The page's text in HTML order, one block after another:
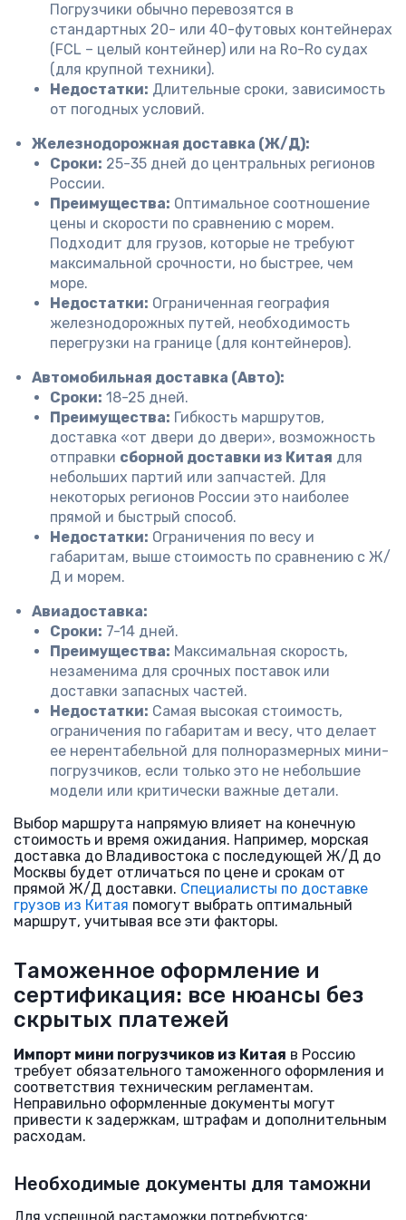
Погрузчики обычно перевозятся в
стандартных 20- или 40-футовых контейнерах
(FCL – целый контейнер) или на Ro-Ro судах
(для крупной техники).
Недостатки: Длительные сроки, зависимость
от погодных условий.
Железнодорожная доставка (Ж/Д):
Сроки: 25-35 дней до центральных регионов
России.
Преимущества: Оптимальное соотношение
цены и скорости по сравнению с морем.
Подходит для грузов, которые не требуют
максимальной срочности, но быстрее, чем
море.
Недостатки: Ограниченная география
железнодорожных путей, необходимость
перегрузки на границе (для контейнеров).
Автомобильная доставка (Авто):
Сроки: 18-25 дней.
Преимущества: Гибкость маршрутов,
доставка «от двери до двери», возможность
отправки сборной доставки из Китая для
небольших партий или запчастей. Для
некоторых регионов России это наиболее
прямой и быстрый способ.
Недостатки: Ограничения по весу и
габаритам, выше стоимость по сравнению с Ж/
Д и морем.
Авиадоставка:
Сроки: 7-14 дней.
Преимущества: Максимальная скорость,
незаменима для срочных поставок или
доставки запасных частей.
Недостатки: Самая высокая стоимость,
ограничения по габаритам и весу, что делает
ее нерентабельной для полноразмерных мини-
погрузчиков, если только это не небольшие
модели или критически важные детали.
Выбор маршрута напрямую влияет на конечную
стоимость и время ожидания. Например, морская
доставка до Владивостока с последующей Ж/Д до
Москвы будет отличаться по цене и срокам от
прямой Ж/Д доставки. Специалисты по доставке
грузов из Китая помогут выбрать оптимальный
маршрут, учитывая все эти факторы.
Таможенное оформление и
сертификация: все нюансы без
скрытых платежей
Импорт мини погрузчиков из Китая в Россию
требует обязательного таможенного оформления и
соответствия техническим регламентам.
Неправильно оформленные документы могут
привести к задержкам, штрафам и дополнительным
расходам.
Необходимые документы для таможни